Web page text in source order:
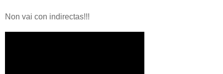
Non vai con indirectas!!!